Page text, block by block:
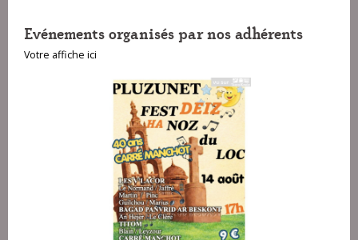
Evénements organisés par nos adhérents
Votre affiche ici